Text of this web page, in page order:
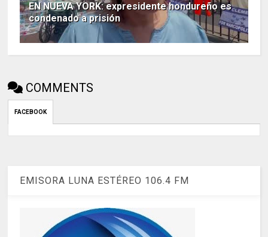
EN NUEVA YORK: expresidente hondureño es
condenado a prisión
COMMENTS
FACEBOOK
EMISORA LUNA ESTÉREO 106.4 FM